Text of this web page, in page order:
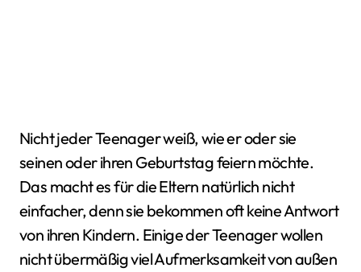
Nicht jeder Teenager weiß, wie er oder sie
seinen oder ihren Geburtstag feiern möchte.
Das macht es für die Eltern natürlich nicht
einfacher, denn sie bekommen oft keine Antwort
von ihren Kindern. Einige der Teenager wollen
nicht übermäßig viel Aufmerksamkeit von außen